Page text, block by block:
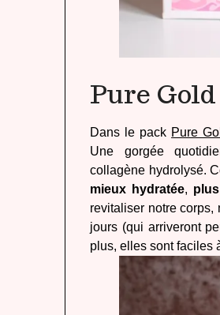
Pure
Dans le pack Pure
Une gorgée
collagène hydrolysé.
mieux hydratée,
revitaliser notre
jours (qui arriveront
plus, elles sont faciles